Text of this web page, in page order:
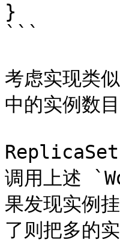
}
```
考虑实现
中的实例数
ReplicaSet
调用上述
果发现实例
了则把多的